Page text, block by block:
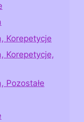
Korepetycje
Korepetycje,
Pozostałe